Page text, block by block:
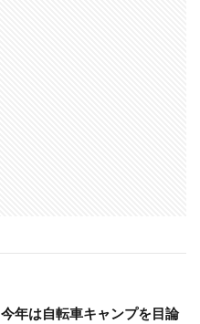
今年は自転車キャンプを目論